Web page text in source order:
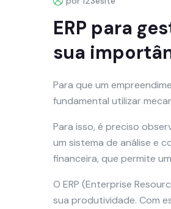
ERP para
sua
Para que um
fundamental utilizar
Para isso, é preciso
um sistema de análise e
financeira, que permite
O ERP (Enterprise
sua produtividade. Com